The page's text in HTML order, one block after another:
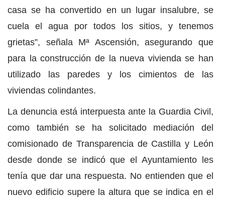
casa se ha convertido en un lugar insalubre, se
cuela el agua por todos los sitios, y tenemos
grietas”, señala Mª Ascensión, asegurando que
para la construcción de la nueva vivienda se han
utilizado las paredes y los cimientos de las
viviendas colindantes.
La denuncia está interpuesta ante la Guardia Civil,
como también se ha solicitado mediación del
comisionado de Transparencia de Castilla y León
desde donde se indicó que el Ayuntamiento les
tenía que dar una respuesta. No entienden que el
nuevo edificio supere la altura que se indica en el